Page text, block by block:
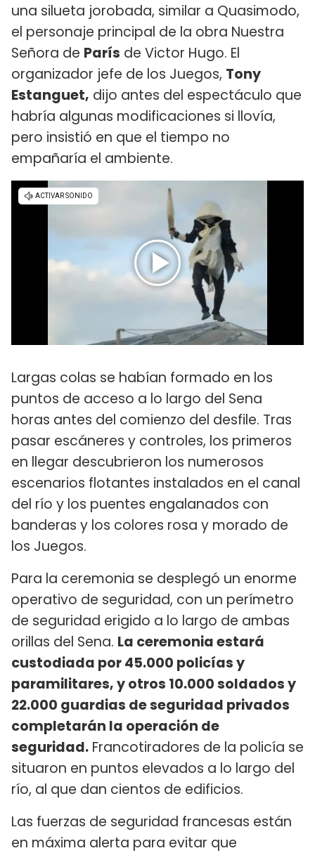
una silueta jorobada, similar a Quasimodo,
el personaje principal de la obra Nuestra
Señora de París de Victor Hugo. El
organizador jefe de los Juegos, Tony
Estanguet, dijo antes del espectáculo que
habría algunas modificaciones si llovía,
pero insistió en que el tiempo no
empañaría el ambiente.
Largas colas se habían formado en los
puntos de acceso a lo largo del Sena
horas antes del comienzo del desfile. Tras
pasar escáneres y controles, los primeros
en llegar descubrieron los numerosos
escenarios flotantes instalados en el canal
del río y los puentes engalanados con
banderas y los colores rosa y morado de
los Juegos.
Para la ceremonia se desplegó un enorme
operativo de seguridad, con un perímetro
de seguridad erigido a lo largo de ambas
orillas del Sena. La ceremonia estará
custodiada por 45.000 policías y
paramilitares, y otros 10.000 soldados y
22.000 guardias de seguridad privados
completarán la operación de
seguridad. Francotiradores de la policía se
situaron en puntos elevados a lo largo del
río, al que dan cientos de edificios.
Las fuerzas de seguridad francesas están
en máxima alerta para evitar que